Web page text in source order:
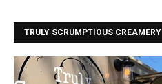
TRULY SCRUMPTIOUS CREAMERY